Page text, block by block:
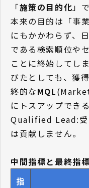
「施策の目的化」
本来の目的は「事
にもかかわらず、
である検索順位や
ことに終始してし
びたとしても、獲
終的なMQL
にトスアップでき
Qualified Lead:受
は貢献しません。
中間指標と最終指
指